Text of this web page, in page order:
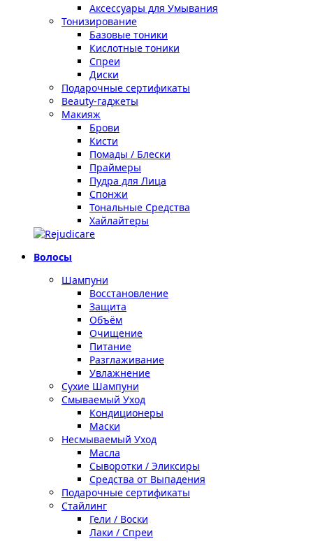
Аксессуары для Умывания
Тонизирование
Базовые тоники
Кислотные тоники
Спреи
Диски
Подарочные сертификаты
Beauty-гаджеты
Макияж
Брови
Кисти
Помады / Блески
Праймеры
Пудра для Лица
Спонжи
Тональные Средства
Хайлайтеры
Волосы
Шампуни
Восстановление
Защита
Объём
Очищение
Питание
Разглаживание
Увлажнение
Сухие Шампуни
Смываемый Уход
Кондиционеры
Маски
Несмываемый Уход
Масла
Сыворотки / Эликсиры
Средства от Выпадения
Подарочные сертификаты
Стайлинг
Гели / Воски
Лаки / Спреи